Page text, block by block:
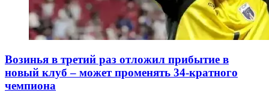
Возинья в третий раз отложил прибытие в
новый клуб – может променять 34-кратного
чемпиона